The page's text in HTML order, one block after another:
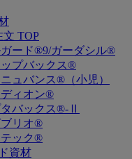
文 TOP
ード®9/ガーダシル®
プバックス®
ュバンス®（小児）
ィオン®
バックス®-Ⅱ
リオ®
ック®
資材